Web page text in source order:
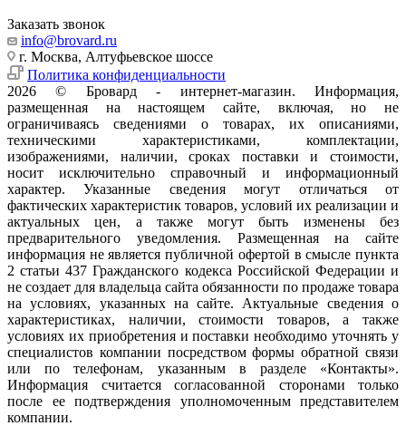
Заказать звонок
info@brovard.ru
г. Москва, Алтуфьевское шоссе
Политика конфиденциальности
2026 © Бровард - интернет-магазин. Информация,
размещенная на настоящем сайте, включая, но не
ограничиваясь сведениями о товарах, их описаниями,
техническими характеристиками, комплектации,
изображениями, наличии, сроках поставки и стоимости,
носит исключительно справочный и информационный
характер. Указанные сведения могут отличаться от
фактических характеристик товаров, условий их реализации и
актуальных цен, а также могут быть изменены без
предварительного уведомления. Размещенная на сайте
информация не является публичной офертой в смысле пункта
2 статьи 437 Гражданского кодекса Российской Федерации и
не создает для владельца сайта обязанности по продаже товара
на условиях, указанных на сайте. Актуальные сведения о
характеристиках, наличии, стоимости товаров, а также
условиях их приобретения и поставки необходимо уточнять у
специалистов компании посредством формы обратной связи
или по телефонам, указанным в разделе «Контакты».
Информация считается согласованной сторонами только
после ее подтверждения уполномоченным представителем
компании.